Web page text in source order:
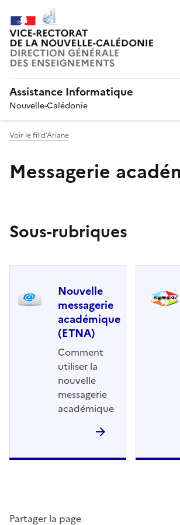
Assistance Informatique
Nouvelle-Calédonie
Voir le fil d’Ariane
Messagerie
Sous-rubriques
Nouvelle
messagerie
académique
(ETNA)
Comment
utiliser la
nouvelle
messagerie
académique
Partager la page